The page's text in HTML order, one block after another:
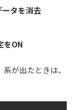
タを消去
をON
が出たときは、